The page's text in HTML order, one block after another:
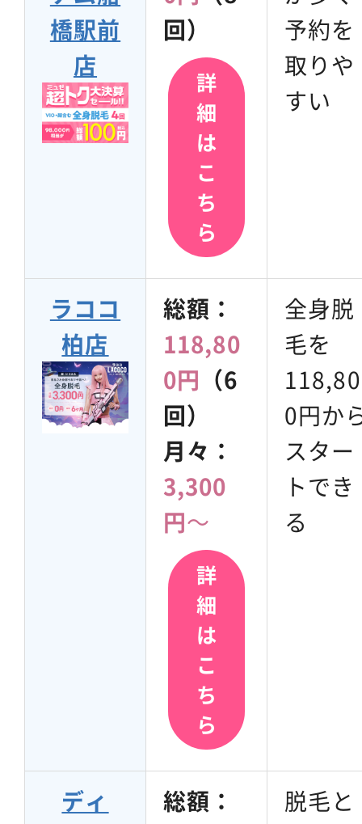
橋駅前
店
回）
詳
細
は
こ
ち
ら
予約を
取りや
すい
ラココ
柏店
総額：
118,80
0円 （6
回）
月々：
3,300
円～
詳
細
は
こ
ち
ら
全身脱
毛を
118,80
0円か
スター
トでき
る
ディ
総額：
脱毛と